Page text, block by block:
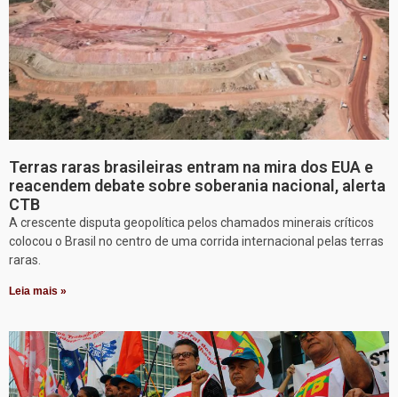
Terras raras brasileiras entram na mira dos EUA e
reacendem debate sobre soberania nacional, alerta
CTB
A crescente disputa geopolítica pelos chamados minerais críticos
colocou o Brasil no centro de uma corrida internacional pelas terras
raras.
Leia mais »